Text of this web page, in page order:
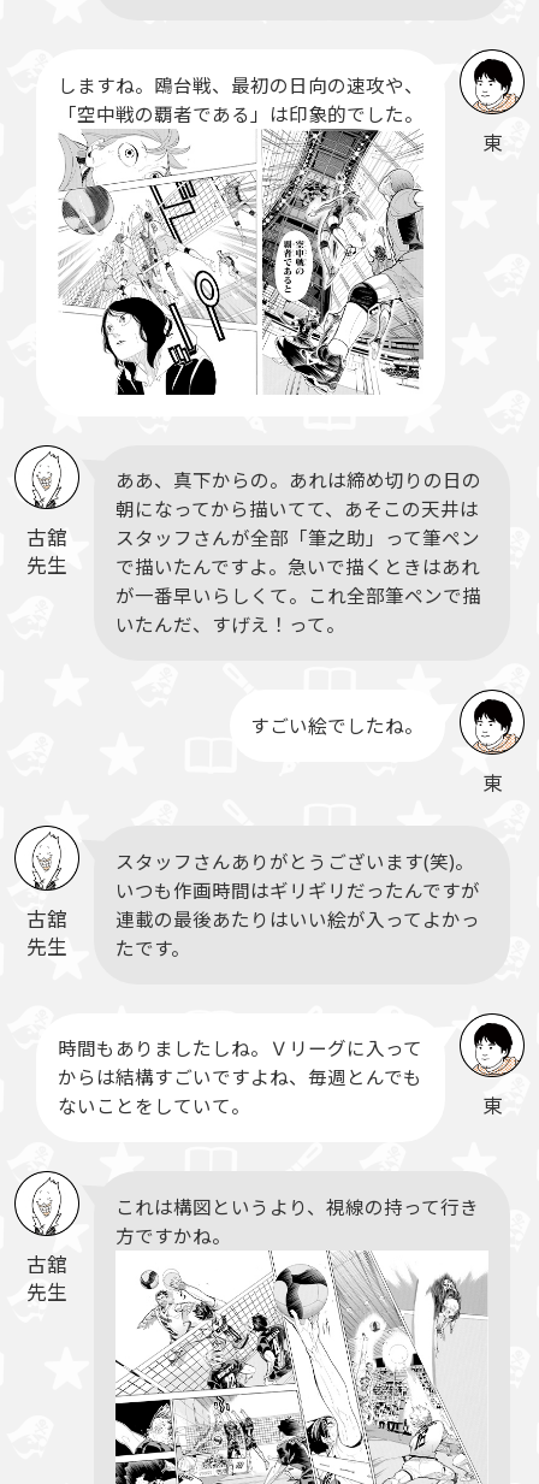
東
しますね。鴎台戦、最初の日向の速攻や、
「空中戦の覇者である」は印象的でした。
古舘
先生
ああ、真下からの。あれは締め切りの日の
朝になってから描いてて、あそこの天井は
スタッフさんが全部「筆之助」って筆ペン
で描いたんですよ。急いで描くときはあれ
が一番早いらしくて。これ全部筆ペンで描
いたんだ、すげえ！って。
東
すごい絵でしたね。
古舘
先生
スタッフさんありがとうございます(笑)。
いつも作画時間はギリギリだったんですが
連載の最後あたりはいい絵が入ってよかっ
たです。
東
時間もありましたしね。Ｖリーグに入って
からは結構すごいですよね、毎週とんでも
ないことをしていて。
古舘
先生
これは構図というより、視線の持って行き
方ですかね。